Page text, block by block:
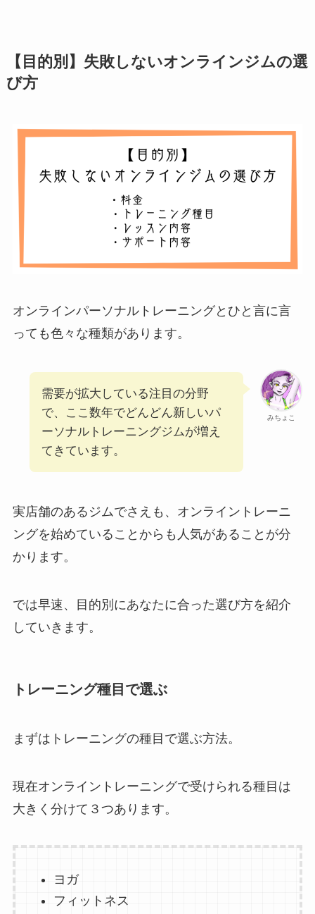
【目的別】失敗しないオンラインジムの選
び方
オンラインパーソナルトレーニングとひと言に言
っても色々な種類があります。
みちょこ
需要が拡大している注目の分野
で、ここ数年でどんどん新しいパ
ーソナルトレーニングジムが増え
てきています。
実店舗のあるジムでさえも、オンライントレーニ
ングを始めていることからも人気があることが分
かります。
では早速、目的別にあなたに合った選び方を紹介
していきます。
トレーニング種目で選ぶ
まずはトレーニングの種目で選ぶ方法。
現在オンライントレーニングで受けられる種目は
大きく分けて３つあります。
ヨガ
フィットネス